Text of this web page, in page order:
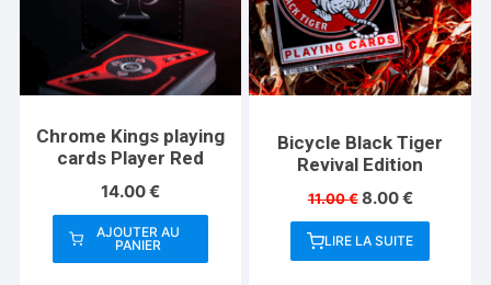
Chrome Kings playing
cards Player Red
14.00€
AJOUTER AU
PANIER
Bicycle Black Tiger
Revival Edition
11.00€ Le
prix
initial
était :
8.00€Le
prix
actuel
est :
LIRE LA SUITE